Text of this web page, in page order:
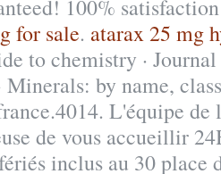
100%
for sale. atarax 25 mg
to chemistry ·
Minerals: by name,
L'équipe de
de vous accueillir
inclus au 30 place